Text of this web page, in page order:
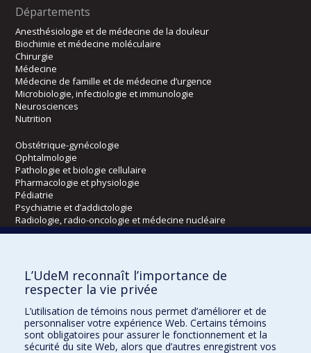
Départements
Anesthésiologie et de médecine de la douleur
Biochimie et médecine moléculaire
Chirurgie
Médecine
Médecine de famille et de médecine d’urgence
Microbiologie, infectiologie et immunologie
Neurosciences
Nutrition
Obstétrique-gynécologie
Ophtalmologie
Pathologie et biologie cellulaire
Pharmacologie et physiologie
Pédiatrie
Psychiatrie et d’addictologie
Radiologie, radio-oncologie et médecine nucléaire
Kinésiologie et des sciences de l’activité physique
Orthophonie et audiologie
Réadaptation
Directions
L’UdeM reconnaît l’importance de
respecter la vie privée
L’utilisation de témoins nous permet d’améliorer et de
personnaliser votre expérience Web. Certains témoins
sont obligatoires pour assurer le fonctionnement et la
sécurité du site Web, alors que d’autres enregistrent vos